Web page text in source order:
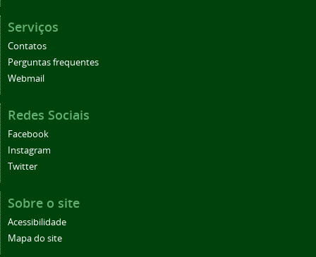
Serviços
Contatos
Perguntas frequentes
Webmail
Redes Sociais
Facebook
Instagram
Twitter
Sobre o site
Acessibilidade
Mapa do site